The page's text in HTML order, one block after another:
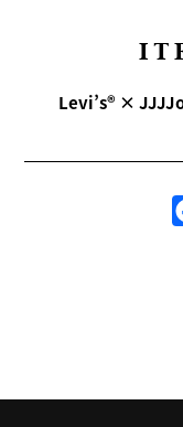
Levi’s® ×